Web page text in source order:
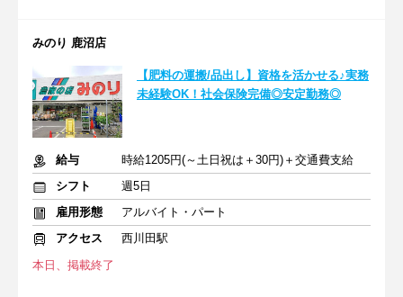
みのり 鹿沼店
【肥料の運搬/品出し】資格を活かせる♪実務
未経験OK！社会保険完備◎安定勤務◎
給与
時給1205円(～土日祝は＋30円)＋交通費支給
シフト
週5日
雇用形態
アルバイト・パート
アクセス
西川田駅
本日、掲載終了